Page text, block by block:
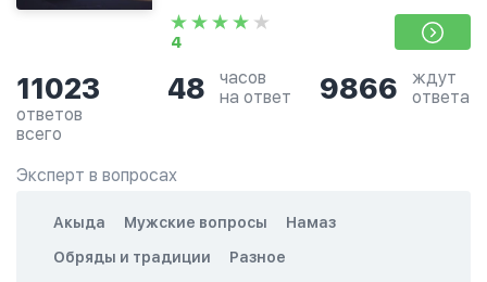
4
11023
ответов
всего
48
часов
на ответ
9866
ждут
ответа
Эксперт в вопросах
Акыда Мужские вопросы
Намаз
Обряды и традиции
Разное